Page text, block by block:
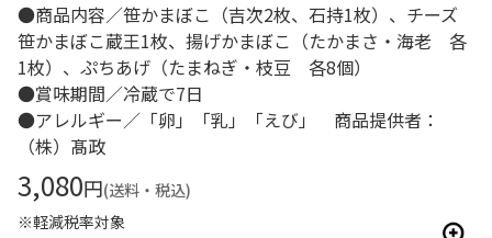
●商品内容／笹かまぼこ（吉次2枚、石持1枚）、チーズ
笹かまぼこ蔵王1枚、揚げかまぼこ（たかまさ・海老 各
1枚）、ぷちあげ（たまねぎ・枝豆 各8個）
●賞味期間／冷蔵で7日
●アレルギー／「卵」「乳」「えび」 商品提供者：
（株）髙政
3,080円(送料・税込)
※軽減税率対象